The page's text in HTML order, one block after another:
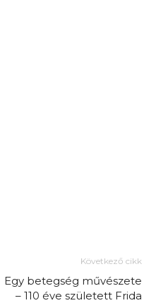
Következő cikk
Egy betegség művészete
– 110 éve született Frida